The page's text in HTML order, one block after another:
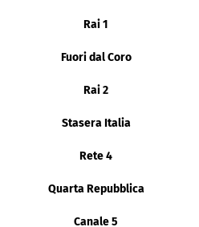
Rai 1
Fuori dal Coro
Rai 2
Stasera Italia
Rete 4
Quarta Repubblica
Canale 5